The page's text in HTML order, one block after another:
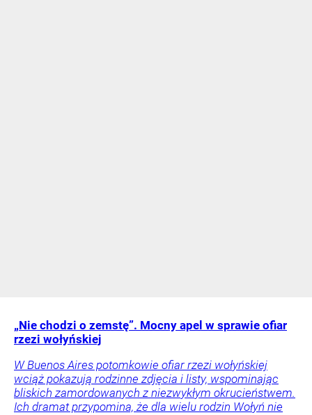
„Nie chodzi o zemstę”. Mocny apel w sprawie ofiar
rzezi wołyńskiej
W Buenos Aires potomkowie ofiar rzezi wołyńskiej
wciąż pokazują rodzinne zdjęcia i listy, wspominając
bliskich zamordowanych z niezwykłym okrucieństwem.
Ich dramat przypomina, że dla wielu rodzin Wołyń nie